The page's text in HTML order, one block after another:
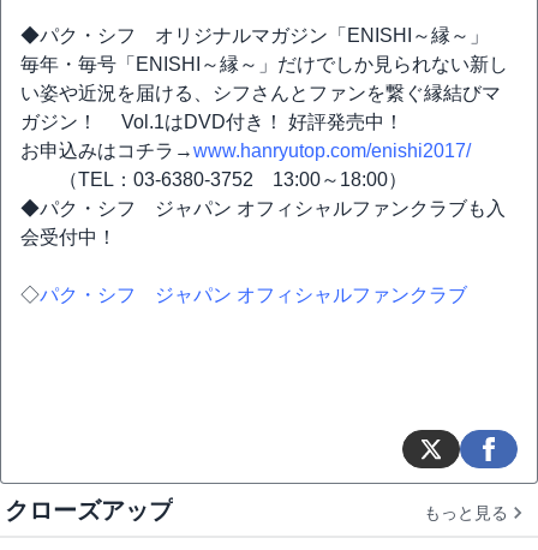
◆パク・シフ オリジナルマガジン「ENISHI～縁～」
毎年・毎号「ENISHI～縁～」だけでしか見られない新し
い姿や近況を届ける、シフさんとファンを繋ぐ縁結びマ
ガジン！ Vol.1はDVD付き！ 好評発売中！
お申込みはコチラ→www.hanryutop.com/enishi2017/
（TEL：03-6380-3752 13:00～18:00）
◆パク・シフ ジャパン オフィシャルファンクラブも入
会受付中！
◇パク・シフ ジャパン オフィシャルファンクラブ
クローズアップ もっと見る